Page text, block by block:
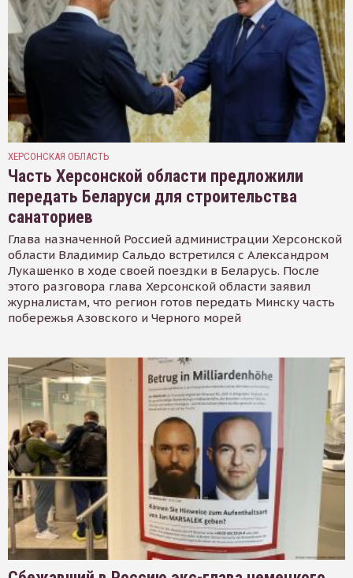
ХЕРСОНСКАЯ ОБЛАСТЬ
Часть Херсонской области предложили
передать Беларуси для строительства
санаториев
Глава назначенной Россией администрации Херсонской
области Владимир Сальдо встретился с Александром
Лукашенко в ходе своей поездки в Беларусь. После
этого разговора глава Херсонской области заявил
журналистам, что регион готов передать Минску часть
побережья Азовского и Черного морей